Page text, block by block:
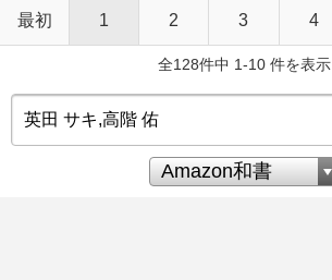
最初 1 2 3 4
全128件中 1-10 件を表示